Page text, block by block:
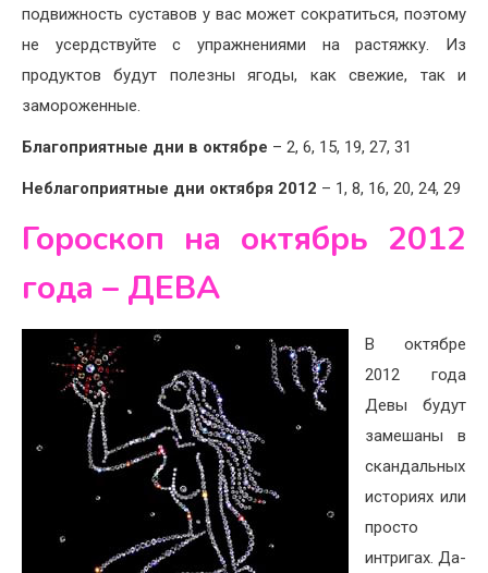
подвижность суставов у вас может сократиться, поэтому
не усердствуйте с упражнениями на растяжку. Из
продуктов будут полезны ягоды, как свежие, так и
замороженные.
Благоприятные дни в октябре – 2, 6, 15, 19, 27, 31
Неблагоприятные дни октября 2012 – 1, 8, 16, 20, 24, 29
Гороскоп на октябрь 2012
года – ДЕВА
В октябре
2012 года
Девы будут
замешаны в
скандальных
историях или
просто
интригах. Да-